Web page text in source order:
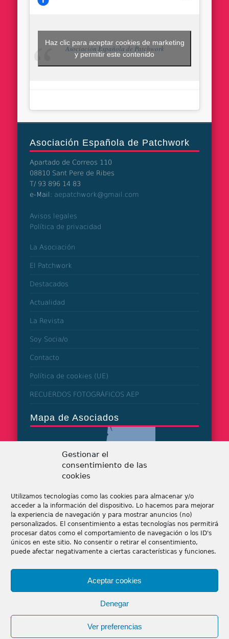
Gestionar el
consentimiento de las
cookies
Utilizamos tecnologías como las cookies para almacenar y/o
acceder a la información del dispositivo. Lo hacemos para mejorar
la experiencia de navegación y para mostrar anuncios (no)
personalizados. El consentimiento a estas tecnologías nos permitirá
procesar datos como el comportamiento de navegación o los ID's
únicos en este sitio. No consentir o retirar el consentimiento,
puede afectar negativamente a ciertas características y funciones.
Aceptar cookies
Denegar
Ver preferencias
Asociación Española de Patchwork
Haz clic para aceptar cookies de marketing
y permitir este contenido
Asociación Española de Patchwork
Apartado de Correos 110
08810 Sant Pere de Ribes
T/ 93 896 14 83
e-Mail: aepatchwork@gmail.com
Avisos legales
Política de privacidad
La Asociación
El Patchwork
Destacados
Actualidad
La Revista
Soy Socia/o
Contacto
Política de cookies (UE)
RECUERDOS FOTOGRÁFICOS AEP
Mapa de Asociados
Tiendas online de patchwork